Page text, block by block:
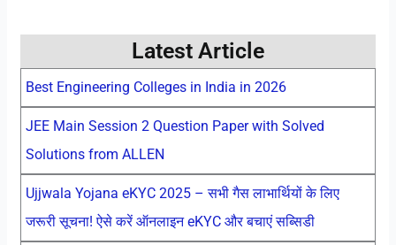
Latest Article
Best Engineering Colleges in India in 2026
JEE Main Session 2 Question Paper with Solved
Solutions from ALLEN
Ujjwala Yojana eKYC 2025 – सभी गैस लाभार्थियों के लिए
जरूरी सूचना! ऐसे करें ऑनलाइन eKYC और बचाएं सब्सिडी